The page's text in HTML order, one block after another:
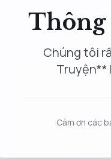
Thông
Chúng tôi
Truyện**
Cảm ơn các